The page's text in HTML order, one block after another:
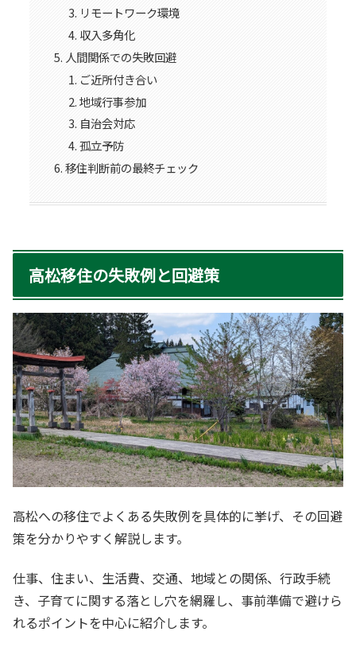
リモートワーク環境
収入多角化
人間関係での失敗回避
ご近所付き合い
地域行事参加
自治会対応
孤立予防
移住判断前の最終チェック
高松移住の失敗例と回避策
高松への移住でよくある失敗例を具体的に挙げ、その回避
策を分かりやすく解説します。
仕事、住まい、生活費、交通、地域との関係、行政手続
き、子育てに関する落とし穴を網羅し、事前準備で避けら
れるポイントを中心に紹介します。